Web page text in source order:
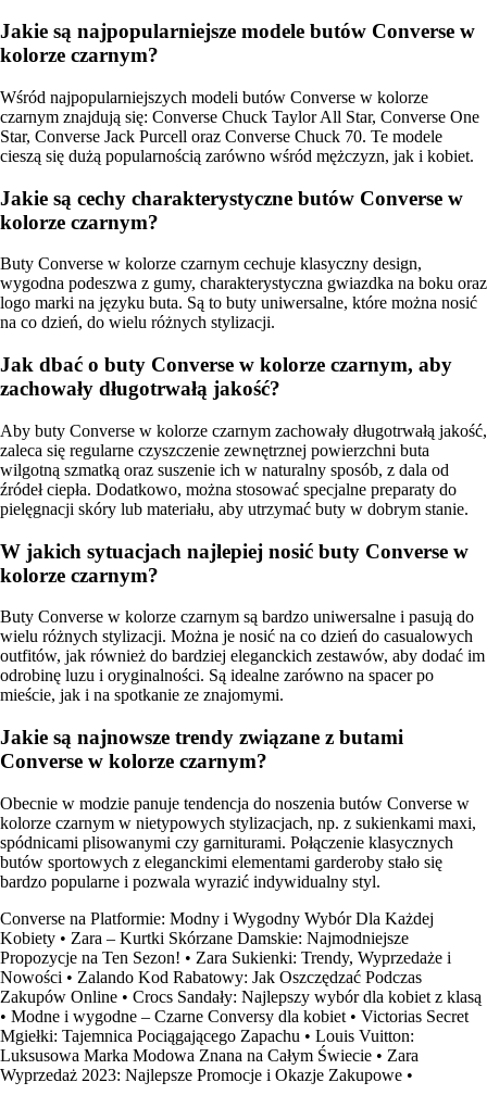
Jakie są najpopularniejsze modele butów Converse w
kolorze czarnym?
Wśród najpopularniejszych modeli butów Converse w kolorze
czarnym znajdują się: Converse Chuck Taylor All Star, Converse One
Star, Converse Jack Purcell oraz Converse Chuck 70. Te modele
cieszą się dużą popularnością zarówno wśród mężczyzn, jak i kobiet.
Jakie są cechy charakterystyczne butów Converse w
kolorze czarnym?
Buty Converse w kolorze czarnym cechuje klasyczny design,
wygodna podeszwa z gumy, charakterystyczna gwiazdka na boku oraz
logo marki na języku buta. Są to buty uniwersalne, które można nosić
na co dzień, do wielu różnych stylizacji.
Jak dbać o buty Converse w kolorze czarnym, aby
zachowały długotrwałą jakość?
Aby buty Converse w kolorze czarnym zachowały długotrwałą jakość,
zaleca się regularne czyszczenie zewnętrznej powierzchni buta
wilgotną szmatką oraz suszenie ich w naturalny sposób, z dala od
źródeł ciepła. Dodatkowo, można stosować specjalne preparaty do
pielęgnacji skóry lub materiału, aby utrzymać buty w dobrym stanie.
W jakich sytuacjach najlepiej nosić buty Converse w
kolorze czarnym?
Buty Converse w kolorze czarnym są bardzo uniwersalne i pasują do
wielu różnych stylizacji. Można je nosić na co dzień do casualowych
outfitów, jak również do bardziej eleganckich zestawów, aby dodać im
odrobinę luzu i oryginalności. Są idealne zarówno na spacer po
mieście, jak i na spotkanie ze znajomymi.
Jakie są najnowsze trendy związane z butami
Converse w kolorze czarnym?
Obecnie w modzie panuje tendencja do noszenia butów Converse w
kolorze czarnym w nietypowych stylizacjach, np. z sukienkami maxi,
spódnicami plisowanymi czy garniturami. Połączenie klasycznych
butów sportowych z eleganckimi elementami garderoby stało się
bardzo popularne i pozwala wyrazić indywidualny styl.
Converse na Platformie: Modny i Wygodny Wybór Dla Każdej
Kobiety • Zara – Kurtki Skórzane Damskie: Najmodniejsze
Propozycje na Ten Sezon! • Zara Sukienki: Trendy, Wyprzedaże i
Nowości • Zalando Kod Rabatowy: Jak Oszczędzać Podczas
Zakupów Online • Crocs Sandały: Najlepszy wybór dla kobiet z klasą
• Modne i wygodne – Czarne Conversy dla kobiet • Victorias Secret
Mgiełki: Tajemnica Pociągającego Zapachu • Louis Vuitton:
Luksusowa Marka Modowa Znana na Całym Świecie • Zara
Wyprzedaż 2023: Najlepsze Promocje i Okazje Zakupowe •